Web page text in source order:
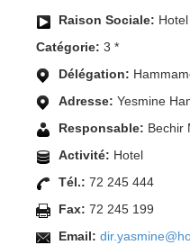
Raison Sociale:
Catégorie: 3 *
Délégation:
Adresse: Yesmine
Responsable: Bechir
Activité: Hotel
Tél.: 72 245 444
Fax: 72 245 199
Email: